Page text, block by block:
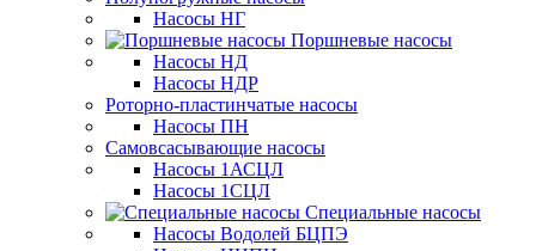
Насосы НГ
Поршневые насосы
Насосы НД
Насосы НДР
Роторно-пластинчатые насосы
Насосы ПН
Самовсасывающие насосы
Насосы 1АСЦЛ
Насосы 1СЦЛ
Специальные насосы
Насосы Водолей БЦПЭ